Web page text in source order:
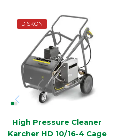
DISKON
High Pressure Cleaner
Karcher HD 10/16-4 Cage